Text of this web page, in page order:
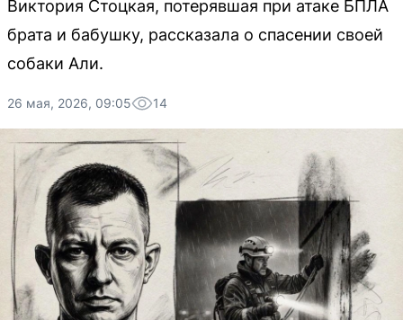
Виктория Стоцкая, потерявшая при атаке БПЛА
брата и бабушку, рассказала о спасении своей
собаки Али.
26 мая, 2026, 09:05 14